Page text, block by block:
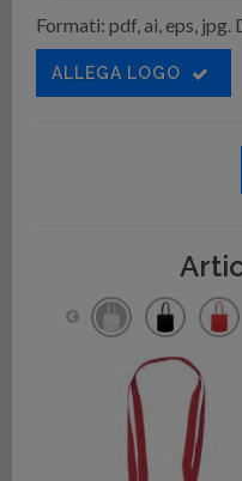
Formati: pdf, ai, eps, jpg.
ALLEGA LOGO